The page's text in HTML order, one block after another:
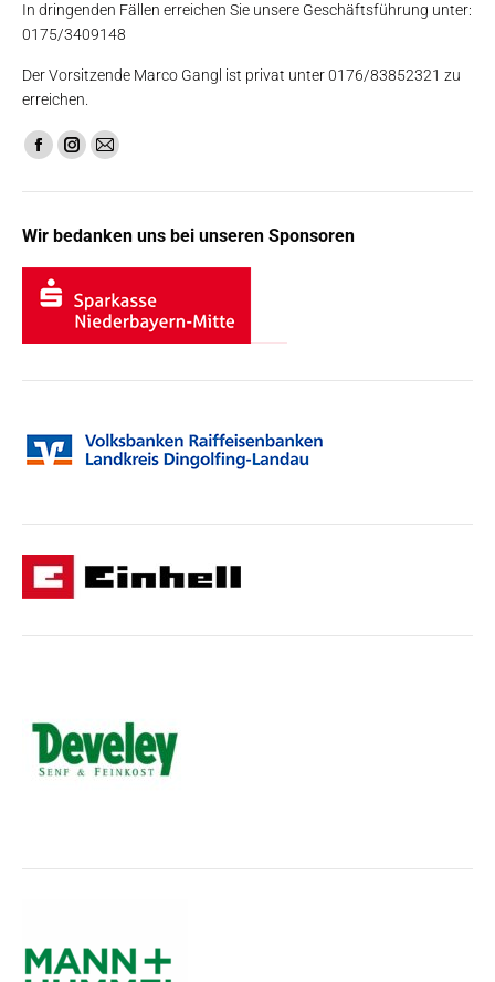
In dringenden Fällen erreichen Sie unsere Geschäftsführung unter:
0175/3409148
Der Vorsitzende Marco Gangl ist privat unter 0176/83852321 zu
erreichen.
Finden Sie uns auf:
Facebook
in
new
window
Instagram
in
new
window
E-
opens
in
new
window
Wir bedanken uns bei unseren Sponsoren